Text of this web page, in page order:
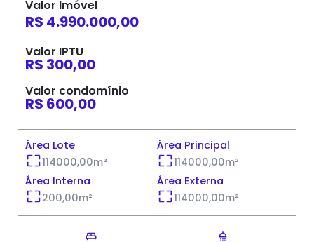
Valor Imóvel
R$ 4.990.000,00
Valor IPTU
R$ 300,00
Valor condomínio
R$ 600,00
Área Lote
114000,00m²
Área Principal
114000,00m²
Área Interna
200,00m²
Área Externa
114000,00m²